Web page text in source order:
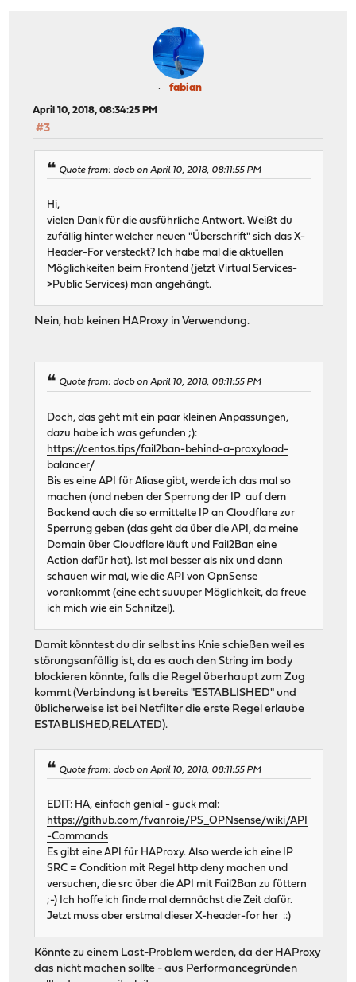
fabian
April 10, 2018, 08:34:25 PM
#3
Quote from: docb on April 10, 2018, 08:11:55 PM
Hi,
vielen Dank für die ausführliche Antwort. Weißt du
zufällig hinter welcher neuen "Überschrift" sich das X-
Header-For versteckt? Ich habe mal die aktuellen
Möglichkeiten beim Frontend (jetzt Virtual Services-
>Public Services) man angehängt.
Nein, hab keinen HAProxy in Verwendung.
Quote from: docb on April 10, 2018, 08:11:55 PM
Doch, das geht mit ein paar kleinen Anpassungen,
dazu habe ich was gefunden ;):
https://centos.tips/fail2ban-behind-a-proxyload-
balancer/
Bis es eine API für Aliase gibt, werde ich das mal so
machen (und neben der Sperrung der IP auf dem
Backend auch die so ermittelte IP an Cloudflare zur
Sperrung geben (das geht da über die API, da meine
Domain über Cloudflare läuft und Fail2Ban eine
Action dafür hat). Ist mal besser als nix und dann
schauen wir mal, wie die API von OpnSense
vorankommt (eine echt suuuper Möglichkeit, da freue
ich mich wie ein Schnitzel).
Damit könntest du dir selbst ins Knie schießen weil es
störungsanfällig ist, da es auch den String im body
blockieren könnte, falls die Regel überhaupt zum Zug
kommt (Verbindung ist bereits "ESTABLISHED" und
üblicherweise ist bei Netfilter die erste Regel erlaube
ESTABLISHED,RELATED).
Quote from: docb on April 10, 2018, 08:11:55 PM
EDIT: HA, einfach genial - guck mal:
https://github.com/fvanroie/PS_OPNsense/wiki/API
-Commands
Es gibt eine API für HAProxy. Also werde ich eine IP
SRC = Condition mit Regel http deny machen und
versuchen, die src über die API mit Fail2Ban zu füttern
;-) Ich hoffe ich finde mal demnächst die Zeit dafür.
Jetzt muss aber erstmal dieser X-header-for her ::)
Könnte zu einem Last-Problem werden, da der HAProxy
das nicht machen sollte - aus Performancegründen